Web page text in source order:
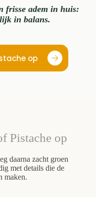
frisse adem in huis:
in balans.
op
Pistache op
daarna zacht groen
met details die de
maken.